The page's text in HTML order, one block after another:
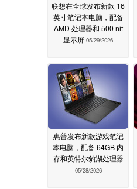
联想在全球发布新款 16
英寸笔记本电脑，配备
AMD 处理器和 500 nit
显示屏 05/29/2026
惠普发布新款游戏笔记
本电脑，配备 64GB 内
存和英特尔豹湖处理器
05/28/2026